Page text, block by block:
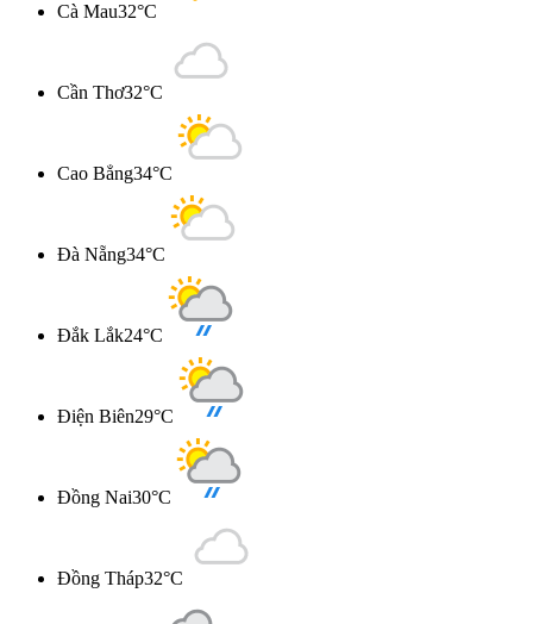
Cà Mau32°C
Cần Thơ32°C
Cao Bẳng34°C
Đà Nẵng34°C
Đắk Lắk24°C
Điện Biên29°C
Đồng Nai30°C
Đồng Tháp32°C